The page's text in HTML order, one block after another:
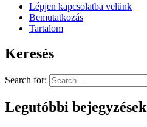
Lépjen kapcsolatba velünk
Bemutatkozás
Tartalom
Keresés
Search for:
Legutóbbi bejegyzések